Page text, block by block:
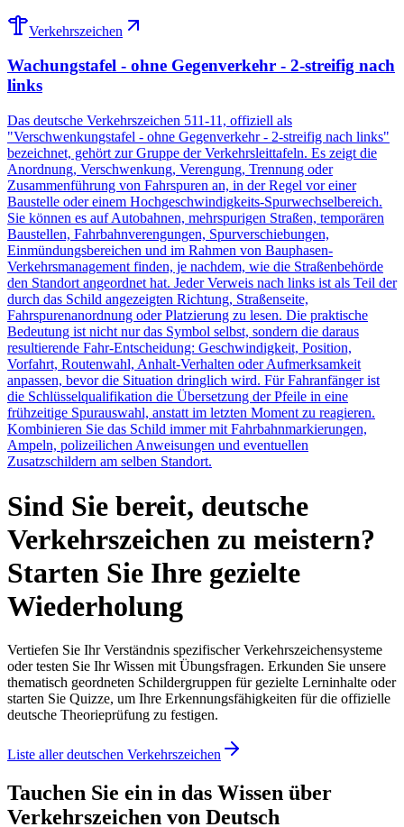
Verkehrszeichen
Wachungstafel - ohne Gegenverkehr - 2-streifig nach
links
Das deutsche Verkehrszeichen 511-11, offiziell als
"Verschwenkungstafel - ohne Gegenverkehr - 2-streifig nach links"
bezeichnet, gehört zur Gruppe der Verkehrsleittafeln. Es zeigt die
Anordnung, Verschwenkung, Verengung, Trennung oder
Zusammenführung von Fahrspuren an, in der Regel vor einer
Baustelle oder einem Hochgeschwindigkeits-Spurwechselbereich.
Sie können es auf Autobahnen, mehrspurigen Straßen, temporären
Baustellen, Fahrbahnverengungen, Spurverschiebungen,
Einmündungsbereichen und im Rahmen von Bauphasen-
Verkehrsmanagement finden, je nachdem, wie die Straßenbehörde
den Standort angeordnet hat. Jeder Verweis nach links ist als Teil der
durch das Schild angezeigten Richtung, Straßenseite,
Fahrspurenanordnung oder Platzierung zu lesen. Die praktische
Bedeutung ist nicht nur das Symbol selbst, sondern die daraus
resultierende Fahr-Entscheidung: Geschwindigkeit, Position,
Vorfahrt, Routenwahl, Anhalt-Verhalten oder Aufmerksamkeit
anpassen, bevor die Situation dringlich wird. Für Fahranfänger ist
die Schlüsselqualifikation die Übersetzung der Pfeile in eine
frühzeitige Spurauswahl, anstatt im letzten Moment zu reagieren.
Kombinieren Sie das Schild immer mit Fahrbahnmarkierungen,
Ampeln, polizeilichen Anweisungen und eventuellen
Zusatzschildern am selben Standort.
Sind Sie bereit, deutsche
Verkehrszeichen zu meistern?
Starten Sie Ihre gezielte
Wiederholung
Vertiefen Sie Ihr Verständnis spezifischer Verkehrszeichensysteme
oder testen Sie Ihr Wissen mit Übungsfragen. Erkunden Sie unsere
thematisch geordneten Schildergruppen für gezielte Lerninhalte oder
starten Sie Quizze, um Ihre Erkennungsfähigkeiten für die offizielle
deutsche Theorieprüfung zu festigen.
Liste aller deutschen Verkehrszeichen
Tauchen Sie ein in das Wissen über
Verkehrszeichen von Deutsch